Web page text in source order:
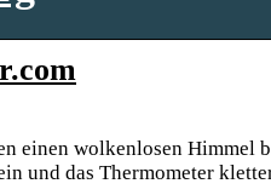
einen wolkenlosen Himmel
und das Thermometer